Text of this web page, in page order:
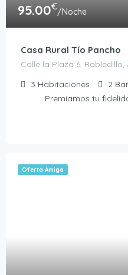
95.00€/Noche
Casa Rural Tío Pancho
3 Habitaciones 2
Premiamos tu fidelidad 10% de descuento
Oferta Amiga